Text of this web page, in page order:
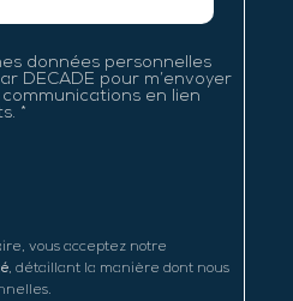
données personnelles
DECADE pour m’envoyer
en lien
*
vous acceptez notre
, détaillant la manière dont nous